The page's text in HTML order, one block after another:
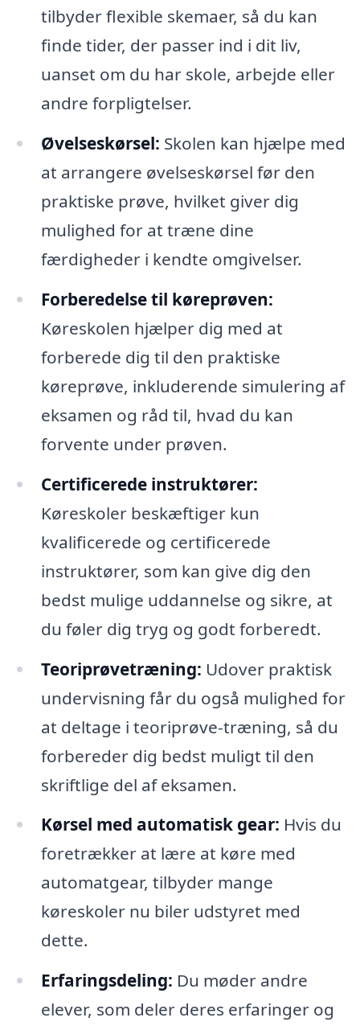
tilbyder flexible skemaer, så du kan
finde tider, der passer ind i dit liv,
uanset om du har skole, arbejde eller
andre forpligtelser.
Øvelseskørsel: Skolen kan hjælpe med
at arrangere øvelseskørsel før den
praktiske prøve, hvilket giver dig
mulighed for at træne dine
færdigheder i kendte omgivelser.
Forberedelse til køreprøven:
Køreskolen hjælper dig med at
forberede dig til den praktiske
køreprøve, inkluderende simulering af
eksamen og råd til, hvad du kan
forvente under prøven.
Certificerede instruktører:
Køreskoler beskæftiger kun
kvalificerede og certificerede
instruktører, som kan give dig den
bedst mulige uddannelse og sikre, at
du føler dig tryg og godt forberedt.
Teoriprøvetræning: Udover praktisk
undervisning får du også mulighed for
at deltage i teoriprøve-træning, så du
forbereder dig bedst muligt til den
skriftlige del af eksamen.
Kørsel med automatisk gear: Hvis du
foretrækker at lære at køre med
automatgear, tilbyder mange
køreskoler nu biler udstyret med
dette.
Erfaringsdeling: Du møder andre
elever, som deler deres erfaringer og